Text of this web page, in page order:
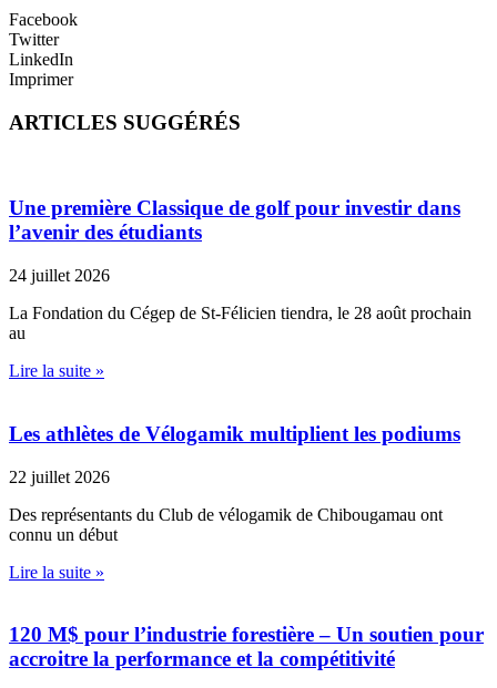
Facebook
Twitter
LinkedIn
Imprimer
ARTICLES SUGGÉRÉS
Une première Classique de golf pour investir dans
l’avenir des étudiants
24 juillet 2026
La Fondation du Cégep de St-Félicien tiendra, le 28 août prochain
au
Lire la suite »
Les athlètes de Vélogamik multiplient les podiums
22 juillet 2026
Des représentants du Club de vélogamik de Chibougamau ont
connu un début
Lire la suite »
120 M$ pour l’industrie forestière – Un soutien pour
accroitre la performance et la compétitivité